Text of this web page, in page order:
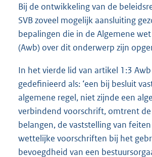
i
n
k
:
Bij de ontwikkeling van de
SVB zoveel mogelijk aansluiting
bepalingen die in de Algemene
(Awb) over dit onderwerp zijn
In het vierde lid van artikel 1:3
gedefinieerd als: ‘een bij besluit
algemene regel, niet zijnde een
verbindend voorschrift, omtrent
belangen, de vaststelling van
wettelijke voorschriften bij het
bevoegdheid van een